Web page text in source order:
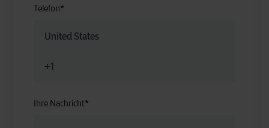
Telefon*
Ihre Nachricht*